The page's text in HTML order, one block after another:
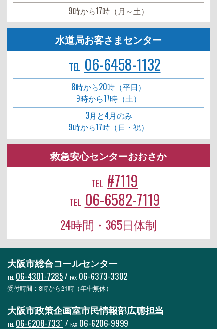
9時から17時（月～土）
水道局お客さまセンター
TEL 06-6458-1132
8時から20時（平日）
9時から17時（土）
3月と4月のみ
9時から17時（日・祝）
救急安心センターおおさか
TEL #7119
TEL 06-6582-7119
24時間・365日体制
大阪市総合コールセンター
TEL 06-4301-7285/ FAX 06-6373-3302
受付時間：8時から21時（年中無休）
大阪市政策企画室市民情報部広聴担当
TEL 06-6208-7331 / FAX 06-6206-9999